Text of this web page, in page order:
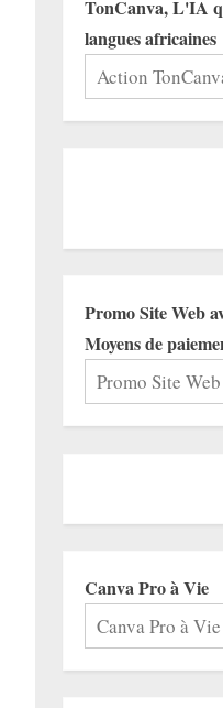
TonCanva, L'IA
langues africaines
Promo Site Web
Moyens de
Canva Pro à Vie